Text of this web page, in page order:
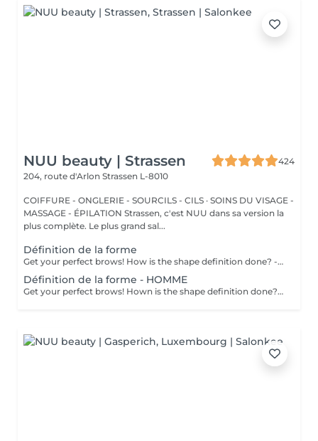
NUU beauty | Strassen
424
204, route d'Arlon Strassen L-8010
COIFFURE - ONGLERIE - SOURCILS - CILS · SOINS DU VISAGE -
MASSAGE - ÉPILATION Strassen, c'est NUU dans sa version la
plus complète. Le plus grand sal...
Définition de la forme
Get your perfect brows! How is the shape definition done? - consultation (to discuss perfect form and colour) - preparation (brows are washed and marked) - waxing ( excess hair are removed with wax) - tweezing (excess hair are removed with tweezers) - antiseptic and cream are applied Age restrictions: recommended to do from 12 years. Post procedure recommendations: do not put makeup on the skin near the brows 4 hours after the procedure. Frequency: once in 3-4 weeks.
Définition de la forme - HOMME
Get your perfect brows! Hown is the shape definition done? - consultation (to discuss perfect form and colour) - preparation (brows are washed and marked) - waxing (excess hair are removed with wax) - tweezing (excess hair are removed with tweezers) - antiseptic and cream are applied Age restrictions: recommended to do from 12 years. Post procedure recommendations: excessive sweating is prohibited. Frequency: once in 3-4 weeks.